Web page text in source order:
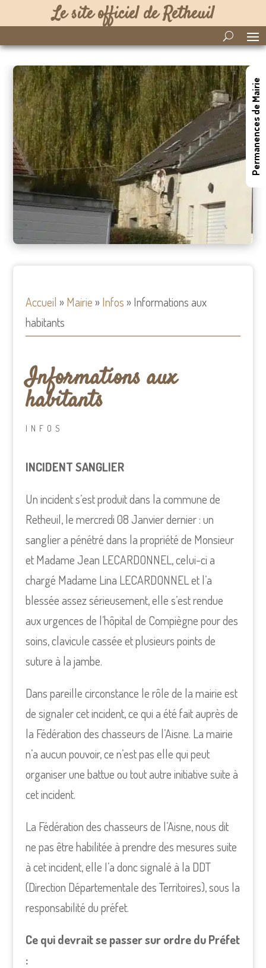
Le site officiel de Retheuil
Permanences de Mairie
Accueil »Mairie »Infos »Informations aux
habitants
Informations aux
habitants
INFOS
INCIDENT SANGLIER
Un incident s’est produit dans la commune de
Retheuil, le mercredi 08 Janvier dernier : un
sanglier a pénétré dans la propriété de Monsieur
et Madame Jean LECARDONNEL, celui-ci a
chargé Madame Lina LECARDONNEL et l’a
blessée assez sérieusement, elle s’est rendue
aux urgences de l’hôpital de Compiègne pour des
soins, clavicule cassée et plusieurs points de
suture à la jambe.
Dans pareille circonstance le rôle de la mairie est
de signaler cet incident, ce qui a été fait auprès de
la Fédération des chasseurs de l’Aisne. La mairie
n’a aucun pouvoir, ce n’est pas elle qui peut
organiser une battue ou tout autre initiative suite à
cet incident.
La Fédération des chasseurs de l’Aisne, nous dit
ne pas être habilitée à prendre des mesures suite
à cet incident, elle I’a donc signalé à la DDT
(Direction Départementale des Territoires), sous la
responsabilité du préfet.
Ce qui devrait se passer sur ordre du Préfet
: